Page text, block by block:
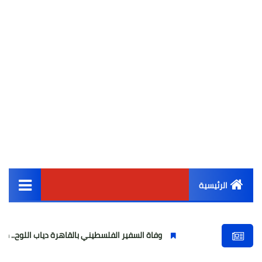
الرئيسية
أخبار مصر
وفاة السفير الفلسطيني بالقاهرة دياب اللوح.. مسيرة وطنية